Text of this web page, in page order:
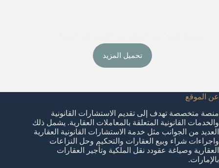
تحميل المزيد
عن الموقع
منصة متخصصة تهدف إلى تقديم الاستشارات القانونية
والخدمات القانونية المتعلقة بالمعاملات العقارية. يشمل ذلك
العديد من الجوانب مثل خدمة الاستشارات القانونية العقارية
واجراءات شراء وبيع العقارات والتحكيم وحل النزاعات
العقارية وصياغة عقودد نقل الملكية وتأجير العقارات
بالإمارات.